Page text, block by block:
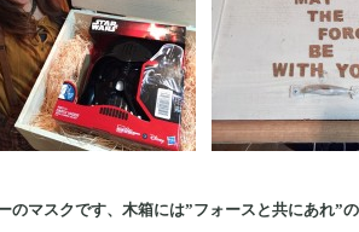
マスクです、木箱には”フォースと共にあれ”の